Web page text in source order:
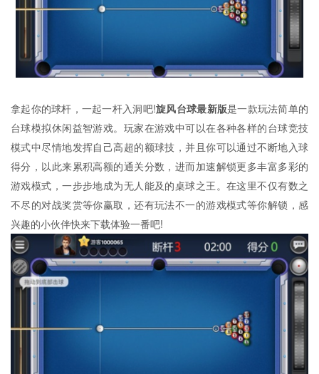
拿起你的球杆，一起一杆入洞吧!旋风台球最新版是一款玩法简单的
台球模拟休闲益智游戏。玩家在游戏中可以在各种各样的台球竞技
模式中尽情地发挥自己高超的额球技，并且你可以通过不断地入球
得分，以此来累积高额的通关分数，进而加速解锁更多丰富多彩的
游戏模式，一步步地成为无人能及的桌球之王。在这里不仅有数之
不尽的对战奖赏等你赢取，还有玩法不一的游戏模式等你解锁，感
兴趣的小伙伴快来下载体验一番吧!